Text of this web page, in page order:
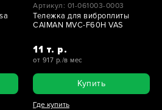
Артикул: 01-061003-0003
Тележка для виброплиты
CAIMAN MVC-F60H VAS
11 т. р.
от 917 р./в мес
Купить
Где купить